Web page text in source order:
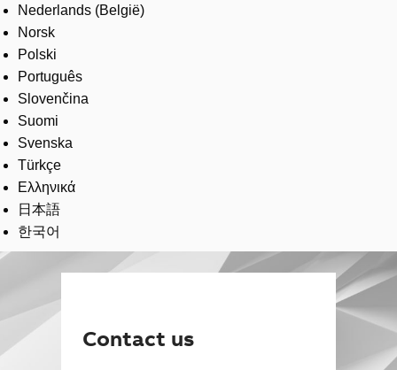
Nederlands (België)
Norsk
Polski
Português
Slovenčina
Suomi
Svenska
Türkçe
Ελληνικά
日本語
한국어
Contact us